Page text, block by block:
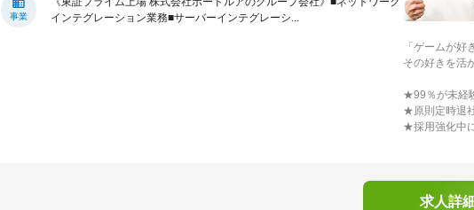
事業
インテグレーション業務■サーバーインテグレーシ...
「ゲームが好
その好きを活
★99％が未
★原則定時退
★採用強化中
求人詳